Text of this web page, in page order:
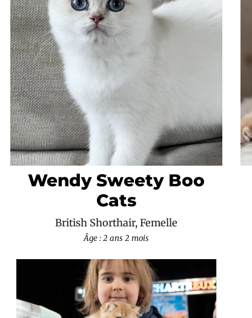
Wendy Sweety Boo
Cats
British Shorthair, Femelle
Âge : 2 ans 2 mois